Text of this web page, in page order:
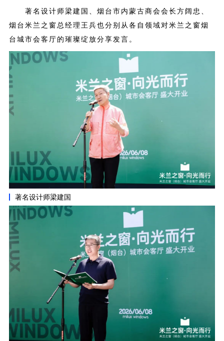
著名设计师梁建国、烟台市内蒙古商会会长方阔忠、
烟台米兰之窗总经理王兵也分别从各自领域对米兰之窗烟
台城市会客厅的璀璨绽放分享发言 。
著名设计师梁建国